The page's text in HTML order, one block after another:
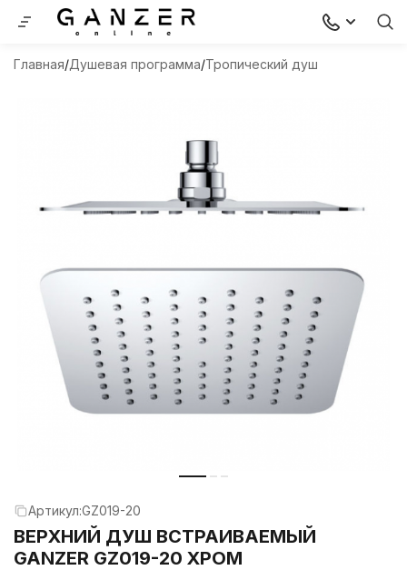
Главная Душевая программа Тропический душ
Артикул:GZ019-20
ВЕРХНИЙ ДУШ ВСТРАИВАЕМЫЙ
GANZER GZ019-20 ХРОМ